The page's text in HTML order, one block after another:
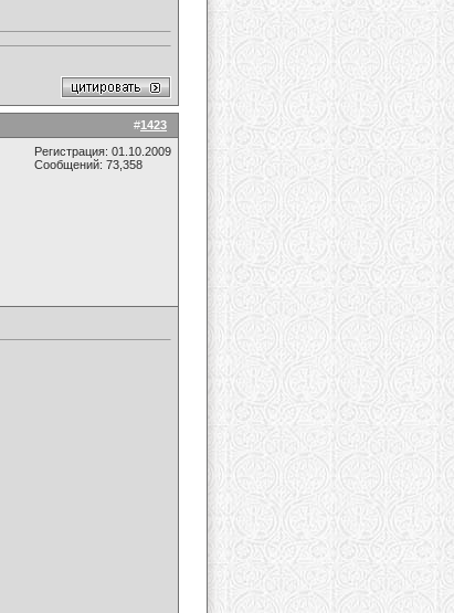
#1423
Регистрация: 01.10.2009
Сообщений: 73,358